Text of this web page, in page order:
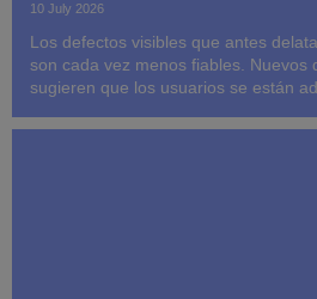
10 July 2026
Los defectos visibles que antes
son cada vez menos fiables. Nuevos
sugieren que los usuarios se están
ordinaria antes de actuar.